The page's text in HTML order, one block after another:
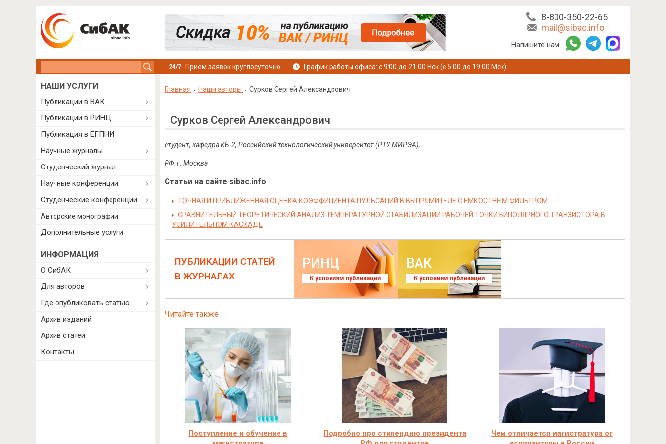
8-800-350-22-65
mail@sibac.info
Напишите нам:
Прием заявок круглосуточно График работы офиса: с 9:00 до 21:00 Нск (с 5:00 до 19:00 Мск)
Главная Наши авторы Сурков Сергей Александрович
Сурков Сергей Александрович
студент, кафедра КБ-2, Российский технологический университет (РТУ МИРЭА),
РФ, г. Москва
Статьи на сайте sibac.info
ТОЧНАЯ И ПРИБЛИЖЕННАЯ ОЦЕНКА КОЭФФИЦИЕНТА ПУЛЬСАЦИЙ В ВЫПРЯМИТЕЛЕ С ЕМКОСТНЫМ ФИЛЬТРОМ
СРАВНИТЕЛЬНЫЙ ТЕОРЕТИЧЕСКИЙ АНАЛИЗ ТЕМПЕРАТУРНОЙ СТАБИЛИЗАЦИИ РАБОЧЕЙ ТОЧКИ БИПОЛЯРНОГО ТРАНЗИСТОРА В
УСИЛИТЕЛЬНОМ КАСКАДЕ
ПУБЛИКАЦИИ СТАТЕЙ
В ЖУРНАЛАХ
РИНЦ
К условиям публикации
ВАК
К условиям публикации
Читайте также
Поступление и обучение в
Подробно про стипендию президента
Чем отличается магистратура от
НАШИ УСЛУГИ
Публикации в ВАК
Публикации в РИНЦ
Публикация в ЕГПНИ
Научные журналы
Студенческий журнал
Научные конференции
Студенческие конференции
Авторские монографии
Дополнительные услуги
ИНФОРМАЦИЯ
О СибАК
Для авторов
Где опубликовать статью
Архив изданий
Архив статей
Контакты